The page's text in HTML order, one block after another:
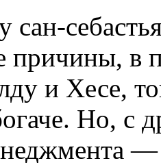
сан-
причины, в
и Хесе,
Но, с